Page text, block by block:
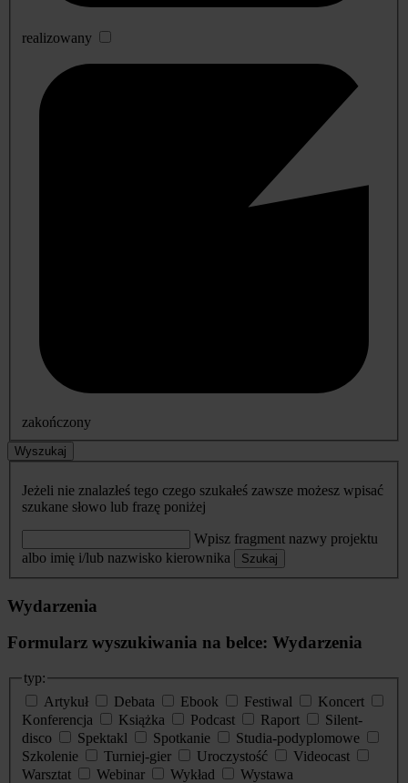
realizowany
zakończony
Wyszukaj
Jeżeli nie znalazłeś tego czego szukałeś zawsze możesz wpisać
szukane słowo lub frazę poniżej
Wpisz fragment nazwy projektu
albo imię i/lub nazwisko kierownika
Szukaj
Wydarzenia
Formularz wyszukiwania na belce: Wydarzenia
typ:
Artykuł
Debata Ebook Festiwal
Koncert
Konferencja
Książka Podcast Raport
Silent-
disco
Spektakl Spotkanie
Studia-podyplomowe
Szkolenie
Turniej-gier Uroczystość
Videocast
Warsztat
Webinar Wykład
Wystawa